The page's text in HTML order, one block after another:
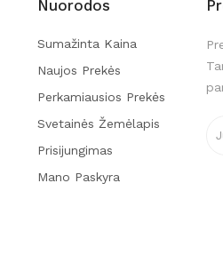
Nuorodos
Sumažinta Kaina
Naujos Prekės
Perkamiausios Prekės
Svetainės Žemėlapis
Prisijungimas
Mano Paskyra